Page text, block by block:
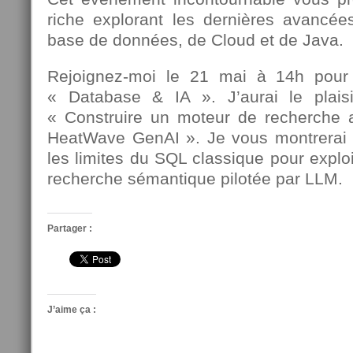
riche explorant les dernières
base de données, de Cloud et de Java.
Rejoignez-moi le 21 mai à 14h
« Database & IA ». J’aurai le
« Construire un moteur de recherche
HeatWave GenAI ». Je vous
les limites du SQL classique pour
recherche sémantique pilotée par LLM.
Partager :
J’aime ça :